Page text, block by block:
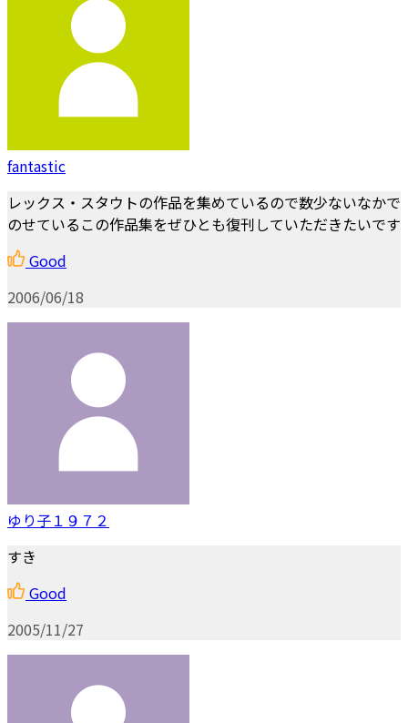
fantastic
レックス・スタウトの作品を集めているので数少ないなかで
のせているこの作品集をぜひとも復刊していただきたいです
Good
2006/06/18
ゆり子１９７２
すき
Good
2005/11/27